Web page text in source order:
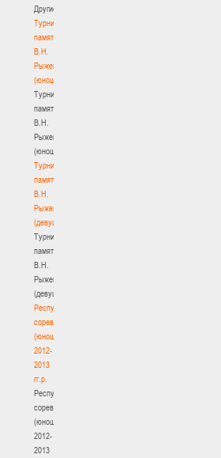
Другие
Турнир
памяти
В.Н.
Рыженкова
(юноши)
Турнир
памяти
В.Н.
Рыженкова
(юноши)
Турнир
памяти
В.Н.
Рыженкова
(девушки)
Турнир
памяти
В.Н.
Рыженкова
(девушки)
Республиканские
соревнования
(юноши)
2012-
2013
гг.р.
Республиканские
соревнования
(юноши)
2012-
2013